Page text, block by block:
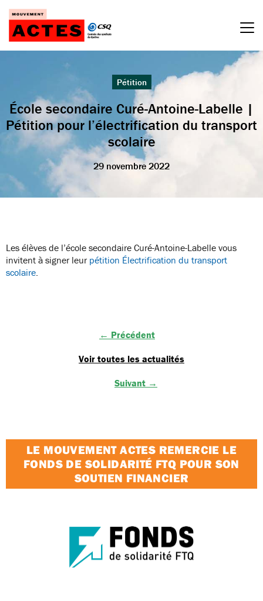
Passer
contenu
Pétition
École secondaire Curé-Antoine-Labelle |
Pétition pour l’électrification du transport
scolaire
29 novembre 2022
Les élèves de l’école secondaire Curé-Antoine-Labelle vous
invitent à signer leur pétition Électrification du transport
scolaire
← Précédent
Voir toutes les actualités
Suivant →
LE MOUVEMENT ACTES REMERCIE LE
FONDS DE SOLIDARITÉ FTQ POUR SON
SOUTIEN FINANCIER